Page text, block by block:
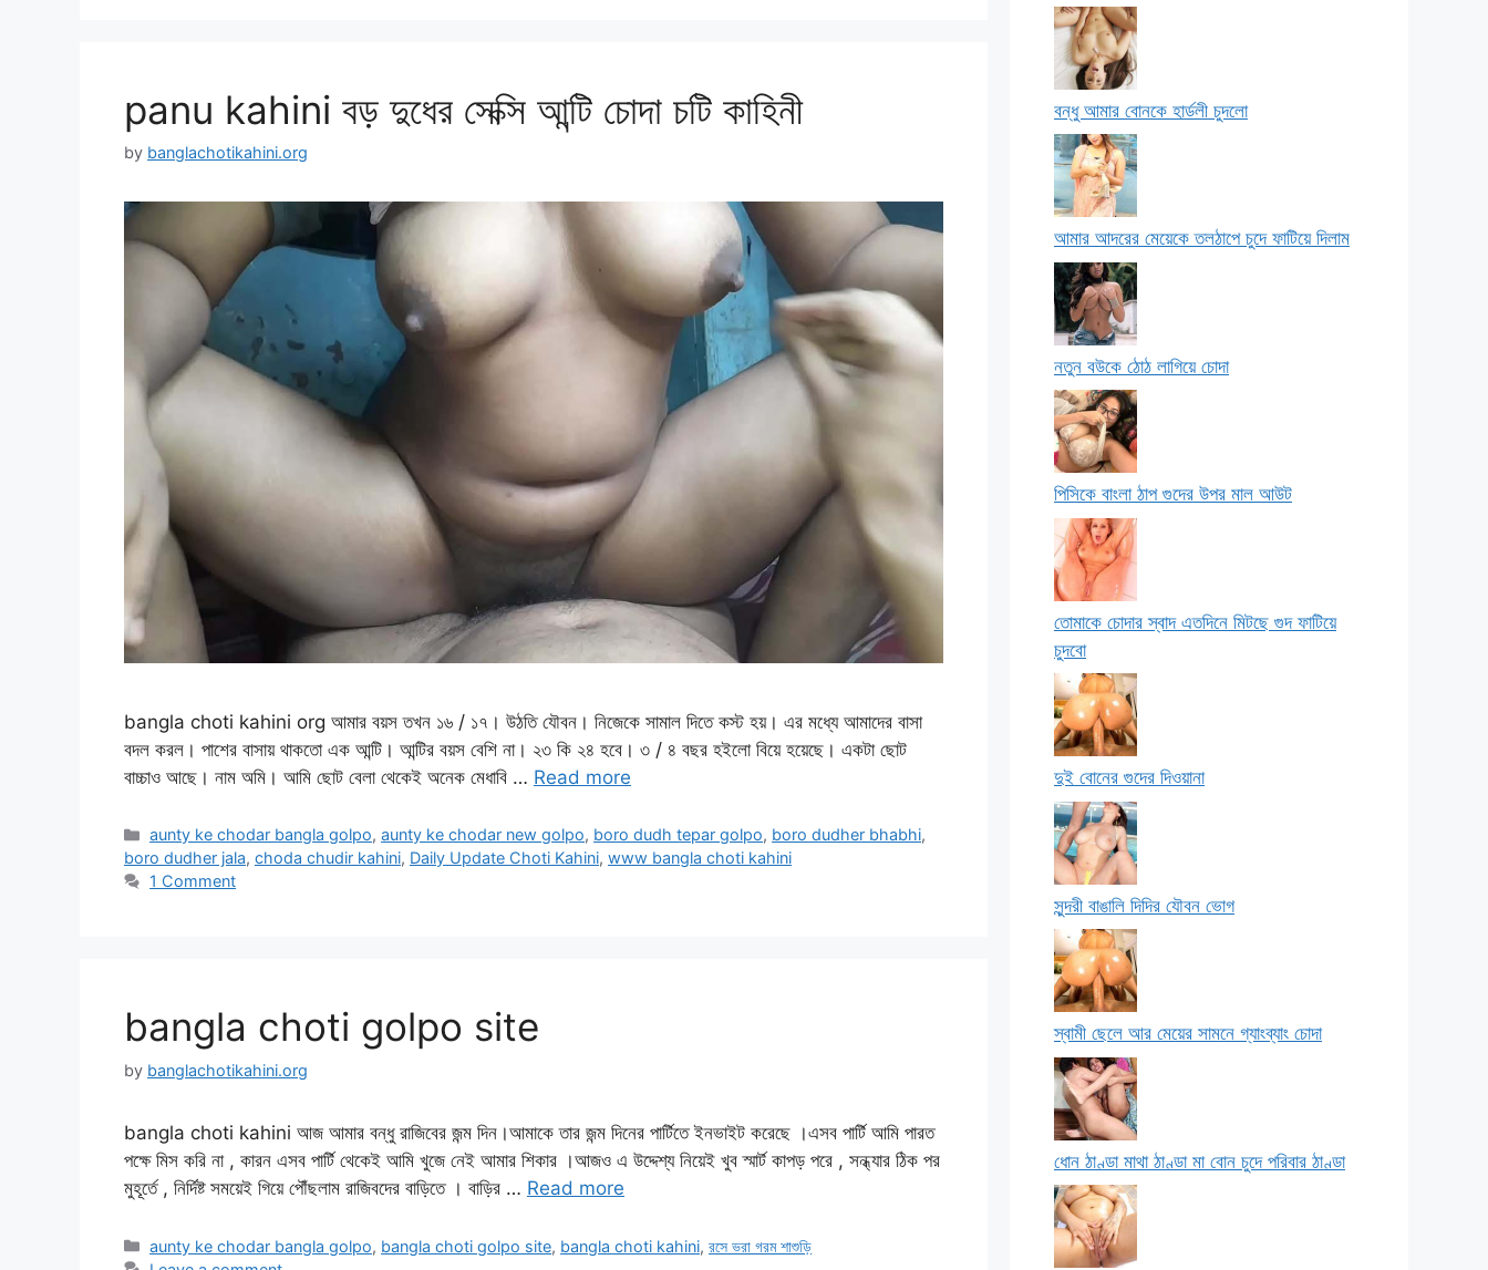
panu kahini বড় দুধের সেক্সি আন্টি চোদা চটি কাহিনী
by banglachotikahini.org
bangla choti kahini org আমার বয়স তখন ১৬ / ১৭। উঠতি যৌবন। নিজেকে সামাল দিতে কস্ট হয়। এর মধ্যে আমাদের বাসা
বদল করল। পাশের বাসায় থাকতো এক আন্টি। আন্টির বয়স বেশি না। ২৩ কি ২৪ হবে। ৩ / ৪ বছর হইলো বিয়ে হয়েছে। একটা ছোট
বাচ্চাও আছে। নাম অমি। আমি ছোট বেলা থেকেই অনেক মেধাবি … Read more
Categories
aunty ke chodar bangla golpo,aunty ke chodar new golpo, boro dudh tepar golpo, boro dudher bhabhi,
boro dudher jala, choda chudir kahini, Daily Update Choti Kahini, www bangla choti kahini
1 Comment
bangla choti golpo site
by banglachotikahini.org
bangla choti kahini আজ আমার বন্ধু রাজিবের জন্ম দিন।আমাকে তার জন্ম দিনের পার্টিতে ইনভাইট করেছে ।এসব পার্টি আমি পারত
পক্ষে মিস করি না , কারন এসব পার্টি থেকেই আমি খুজে নেই আমার শিকার ।আজও এ উদ্দেশ্য নিয়েই খুব স্মার্ট কাপড় পরে , সন্ধ্যার ঠিক পর
মুহূর্তে , নির্দিষ্ট সময়েই গিয়ে পৌঁছলাম রাজিবদের বাড়িতে । বাড়ির … Read more
Categories
aunty ke chodar bangla golpo, bangla choti golpo site, bangla choti kahini,রসে ভরা গরম শাশুড়ি
বন্ধু আমার বোনকে হার্ডলী চুদলো
আমার আদরের মেয়েকে তলঠাপে চুদে ফাটিয়ে দিলাম
নতুন বউকে ঠোঠ লাগিয়ে চোদা
পিসিকে বাংলা ঠাপ গুদের উপর মাল আউট
তোমাকে চোদার স্বাদ এতদিনে মিটছে গুদ ফাটিয়ে
চুদবো
দুই বোনের গুদের দিওয়ানা
সুন্দরী বাঙালি দিদির যৌবন ভোগ
স্বামী ছেলে আর মেয়ের সামনে গ্যাংব্যাং চোদা
ধোন ঠাণ্ডা মাথা ঠাণ্ডা মা বোন চুদে পরিবার ঠাণ্ডা